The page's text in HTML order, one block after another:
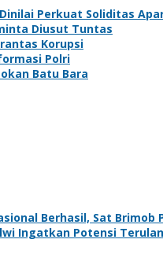
Perkuat Soliditas
Diusut Tuntas
Korupsi
Polri
Batu Bara
Berhasil, Sat Brimob
Ingatkan Potensi